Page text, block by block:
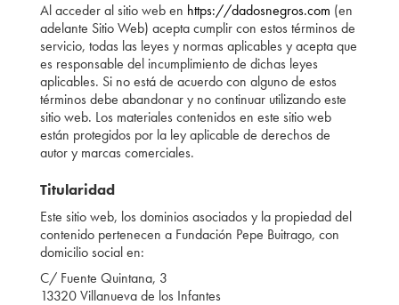
Al acceder al sitio web en https://dadosnegros.com (en
adelante Sitio Web) acepta cumplir con estos términos de
servicio, todas las leyes y normas aplicables y acepta que
es responsable del incumplimiento de dichas leyes
aplicables. Si no está de acuerdo con alguno de estos
términos debe abandonar y no continuar utilizando este
sitio web. Los materiales contenidos en este sitio web
están protegidos por la ley aplicable de derechos de
autor y marcas comerciales.
Titularidad
Este sitio web, los dominios asociados y la propiedad del
contenido pertenecen a Fundación Pepe Buitrago, con
domicilio social en:
C/ Fuente Quintana, 3
13320 Villanueva de los Infantes